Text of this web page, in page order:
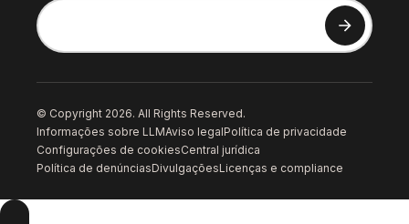
© Copyright 2026. All Rights Reserved.
Informações sobre LLMAviso legalPolítica de privacidade
Configurações de cookiesCentral jurídica
Política de denúnciasDivulgaçõesLicenças e compliance